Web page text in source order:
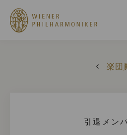
楽団
引退メン